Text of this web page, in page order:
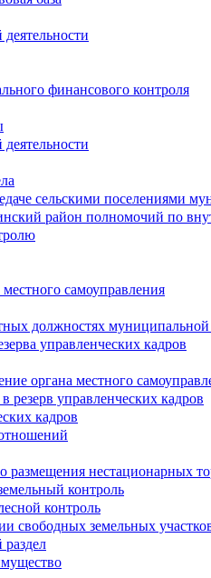
финансового контроля
сельскими поселениями
район полномочий по
самоуправления
должностях
управленческих кадров
органа местного
резерв управленческих кадров
кадров
размещения нестационарных
контроль
контроль
свободных земельных